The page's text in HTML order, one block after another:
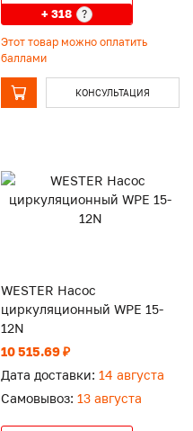
+ 318 ?
Этот товар можно оплатить
баллами
КОНСУЛЬТАЦИЯ
WESTER Насос
циркуляционный WPE 15-
12N
10 515.69 ₽
Дата доставки: 14 августа
Самовывоз: 13 августа